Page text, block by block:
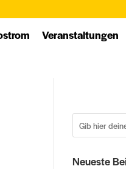
Ver­an­stal­tung­en
Neueste